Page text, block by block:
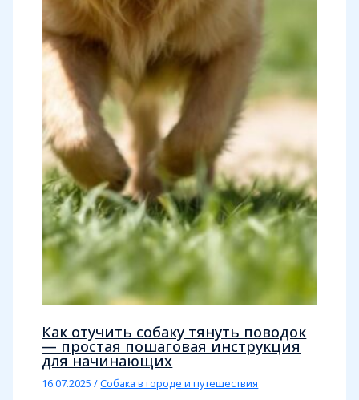
Как отучить собаку тянуть поводок
— простая пошаговая инструкция
для начинающих
16.07.2025/Собака в городе и путешествия